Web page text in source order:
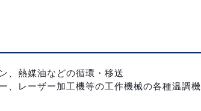
、熱媒油などの循環・移送
、レーザー加工機等の工作機械の各種温調機